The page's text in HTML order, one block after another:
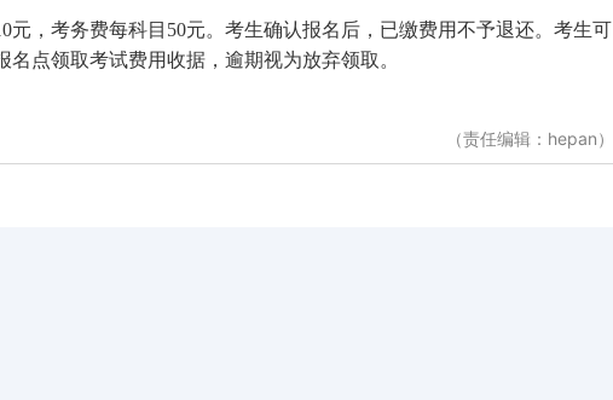
，考务费每科目50元。考生确认报名后，已缴费用不予退还。考生可
点领取考试费用收据，逾期视为放弃领取。
（责任编辑：hepan）